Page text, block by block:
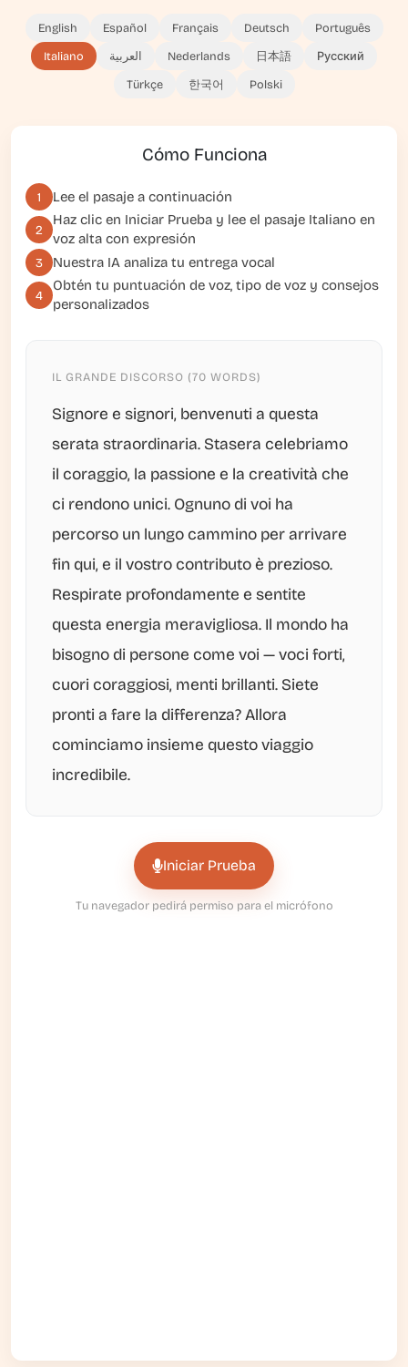
English Español Français Deutsch Português
Italiano العربية Nederlands 日本語 Русский
Türkçe 한국어 Polski
Cómo Funciona
1 Lee el pasaje a continuación
2
Haz clic en Iniciar Prueba y lee el pasaje Italiano en
voz alta con expresión
3 Nuestra IA analiza tu entrega vocal
4
Obtén tu puntuación de voz, tipo de voz y consejos
personalizados
IL GRANDE DISCORSO (70 WORDS)
Signore e signori, benvenuti a questa
serata straordinaria. Stasera celebriamo
il coraggio, la passione e la creatività che
ci rendono unici. Ognuno di voi ha
percorso un lungo cammino per arrivare
fin qui, e il vostro contributo è prezioso.
Respirate profondamente e sentite
questa energia meravigliosa. Il mondo ha
bisogno di persone come voi — voci forti,
cuori coraggiosi, menti brillanti. Siete
pronti a fare la differenza? Allora
cominciamo insieme questo viaggio
incredibile.
Iniciar Prueba
Tu navegador pedirá permiso para el micrófono